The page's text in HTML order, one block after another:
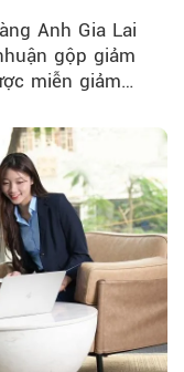
Anh Gia Lai
gộp giảm
miễn giảm